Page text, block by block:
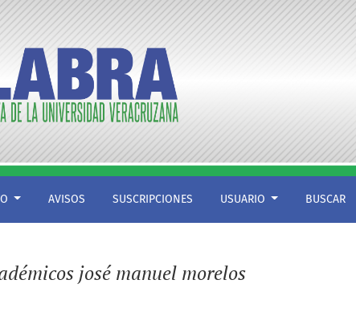
AVISOS SUSCRIPCIONES USUARIO BUSCAR
josé manuel morelos